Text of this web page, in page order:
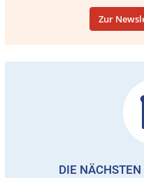
Zur
DIE